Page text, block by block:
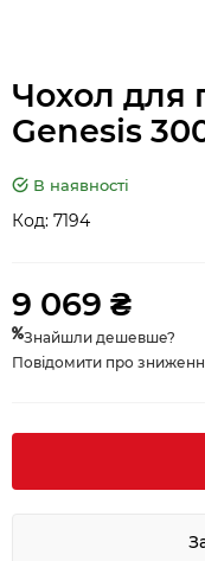
Чохол для
Genesis
В наявності
Код: 7194
9 069 ₴
Знайшли дешевше?
Повідомити про зниження